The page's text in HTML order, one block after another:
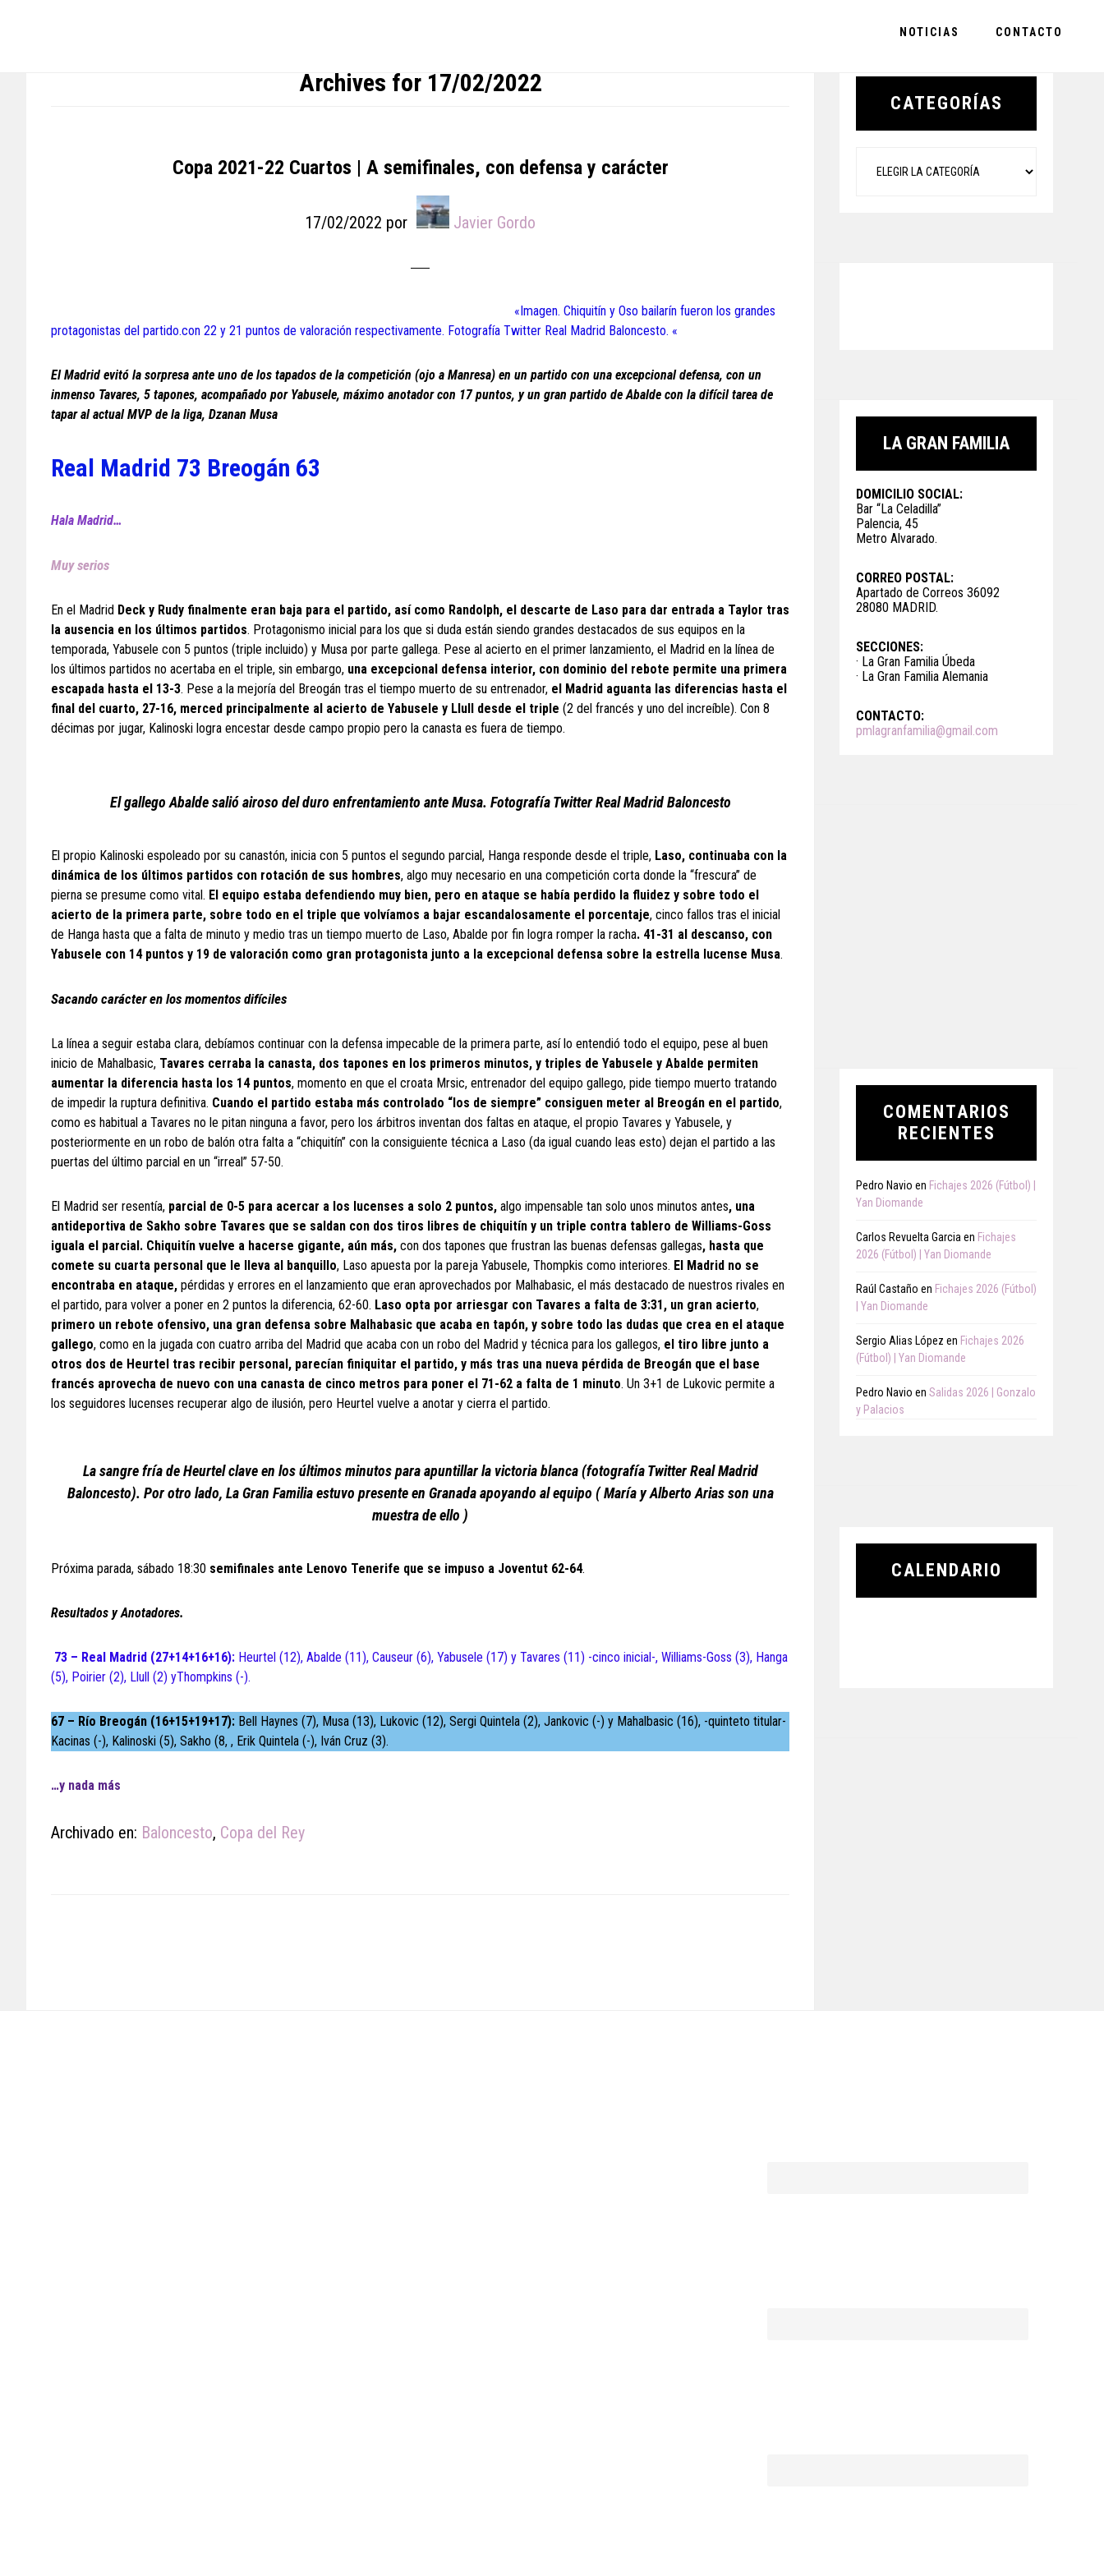
NOTICIAS CONTACTO
Archives for 17/02/2022
Copa 2021-22 Cuartos | A semifinales, con defensa y carácter
17/02/2022 por Javier Gordo
«Imagen. Chiquitín y Oso bailarín fueron los grandes
protagonistas del partido.con 22 y 21 puntos de valoración respectivamente. Fotografía Twitter Real Madrid Baloncesto. «
El Madrid evitó la sorpresa ante uno de los tapados de la competición (ojo a Manresa) en un partido con una excepcional defensa, con un
inmenso Tavares, 5 tapones, acompañado por Yabusele, máximo anotador con 17 puntos, y un gran partido de Abalde con la difícil tarea de
tapar al actual MVP de la liga, Dzanan Musa
Real Madrid 73 Breogán 63
Hala Madrid…
Muy serios
En el Madrid Deck y Rudy finalmente eran baja para el partido, así como Randolph, el descarte de Laso para dar entrada a Taylor tras
la ausencia en los últimos partidos. Protagonismo inicial para los que si duda están siendo grandes destacados de sus equipos en la
temporada, Yabusele con 5 puntos (triple incluido) y Musa por parte gallega. Pese al acierto en el primer lanzamiento, el Madrid en la línea de
los últimos partidos no acertaba en el triple, sin embargo, una excepcional defensa interior, con dominio del rebote permite una primera
escapada hasta el 13-3. Pese a la mejoría del Breogán tras el tiempo muerto de su entrenador, el Madrid aguanta las diferencias hasta el
final del cuarto, 27-16, merced principalmente al acierto de Yabusele y Llull desde el triple (2 del francés y uno del increíble). Con 8
décimas por jugar, Kalinoski logra encestar desde campo propio pero la canasta es fuera de tiempo.
El gallego Abalde salió airoso del duro enfrentamiento ante Musa. Fotografía Twitter Real Madrid Baloncesto
El propio Kalinoski espoleado por su canastón, inicia con 5 puntos el segundo parcial, Hanga responde desde el triple, Laso, continuaba con la
dinámica de los últimos partidos con rotación de sus hombres, algo muy necesario en una competición corta donde la “frescura” de
pierna se presume como vital. El equipo estaba defendiendo muy bien, pero en ataque se había perdido la fluidez y sobre todo el
acierto de la primera parte, sobre todo en el triple que volvíamos a bajar escandalosamente el porcentaje, cinco fallos tras el inicial
de Hanga hasta que a falta de minuto y medio tras un tiempo muerto de Laso, Abalde por fin logra romper la racha. 41-31 al descanso, con
Yabusele con 14 puntos y 19 de valoración como gran protagonista junto a la excepcional defensa sobre la estrella lucense Musa.
Sacando carácter en los momentos difíciles
La línea a seguir estaba clara, debíamos continuar con la defensa impecable de la primera parte, así lo entendió todo el equipo, pese al buen
inicio de Mahalbasic, Tavares cerraba la canasta, dos tapones en los primeros minutos, y triples de Yabusele y Abalde permiten
aumentar la diferencia hasta los 14 puntos, momento en que el croata Mrsic, entrenador del equipo gallego, pide tiempo muerto tratando
de impedir la ruptura definitiva. Cuando el partido estaba más controlado “los de siempre” consiguen meter al Breogán en el partido,
como es habitual a Tavares no le pitan ninguna a favor, pero los árbitros inventan dos faltas en ataque, el propio Tavares y Yabusele, y
posteriormente en un robo de balón otra falta a “chiquitín” con la consiguiente técnica a Laso (da igual cuando leas esto) dejan el partido a las
puertas del último parcial en un “irreal” 57-50.
El Madrid ser resentía, parcial de 0-5 para acercar a los lucenses a solo 2 puntos, algo impensable tan solo unos minutos antes, una
antideportiva de Sakho sobre Tavares que se saldan con dos tiros libres de chiquitín y un triple contra tablero de Williams-Goss
iguala el parcial. Chiquitín vuelve a hacerse gigante, aún más, con dos tapones que frustran las buenas defensas gallegas, hasta que
comete su cuarta personal que le lleva al banquillo, Laso apuesta por la pareja Yabusele, Thompkis como interiores. El Madrid no se
encontraba en ataque, pérdidas y errores en el lanzamiento que eran aprovechados por Malhabasic, el más destacado de nuestros rivales en
el partido, para volver a poner en 2 puntos la diferencia, 62-60. Laso opta por arriesgar con Tavares a falta de 3:31, un gran acierto,
primero un rebote ofensivo, una gran defensa sobre Malhabasic que acaba en tapón, y sobre todo las dudas que crea en el ataque
gallego, como en la jugada con cuatro arriba del Madrid que acaba con un robo del Madrid y técnica para los gallegos, el tiro libre junto a
otros dos de Heurtel tras recibir personal, parecían finiquitar el partido, y más tras una nueva pérdida de Breogán que el base
francés aprovecha de nuevo con una canasta de cinco metros para poner el 71-62 a falta de 1 minuto. Un 3+1 de Lukovic permite a
los seguidores lucenses recuperar algo de ilusión, pero Heurtel vuelve a anotar y cierra el partido.
La sangre fría de Heurtel clave en los últimos minutos para apuntillar la victoria blanca (fotografía Twitter Real Madrid
Baloncesto). Por otro lado, La Gran Familia estuvo presente en Granada apoyando al equipo ( María y Alberto Arias son una
muestra de ello )
Próxima parada, sábado 18:30 semifinales ante Lenovo Tenerife que se impuso a Joventut 62-64.
Resultados y Anotadores.
73 – Real Madrid (27+14+16+16): Heurtel (12), Abalde (11), Causeur (6), Yabusele (17) y Tavares (11) -cinco inicial-, Williams-Goss (3), Hanga
(5), Poirier (2), Llull (2) yThompkins (-).
67 – Río Breogán (16+15+19+17): Bell Haynes (7), Musa (13), Lukovic (12), Sergi Quintela (2), Jankovic (-) y Mahalbasic (16), -quinteto titular-
Kacinas (-), Kalinoski (5), Sakho (8, , Erik Quintela (-), Iván Cruz (3).
…y nada más
Archivado en: Baloncesto, Copa del Rey
Primary
CATEGORÍAS
LA GRAN FAMILIA
DOMICILIO SOCIAL:
Bar “La Celadilla”
Palencia, 45
Metro Alvarado.
CORREO POSTAL:
Apartado de Correos 36092
28080 MADRID.
SECCIONES:
· La Gran Familia Úbeda
· La Gran Familia Alemania
CONTACTO:
pmlagranfamilia@gmail.com
COMENTARIOS
RECIENTES
Pedro Navio en Fichajes 2026 (Fútbol) |
Yan Diomande
Carlos Revuelta Garcia en Fichajes
2026 (Fútbol) | Yan Diomande
Raúl Castaño en Fichajes 2026 (Fútbol)
| Yan Diomande
Sergio Alias López en Fichajes 2026
(Fútbol) | Yan Diomande
Pedro Navio en Salidas 2026 | Gonzalo
y Palacios
CALENDARIO